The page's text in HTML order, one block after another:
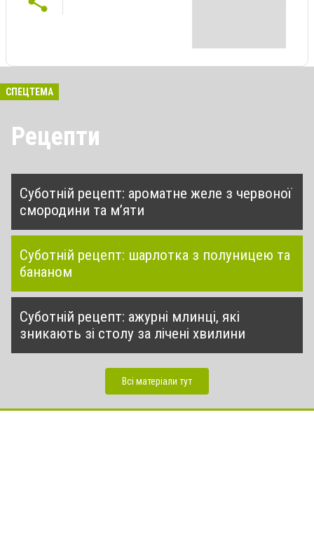
СПЕЦТЕМА
Рецепти
Суботній рецепт: ароматне желе з червоної
смородини та м’яти
Суботній рецепт: шарлотка з полуницею та
бананом
Суботній рецепт: ажурні млинці, які
зникають зі столу за лічені хвилини
Всі матеріали тут